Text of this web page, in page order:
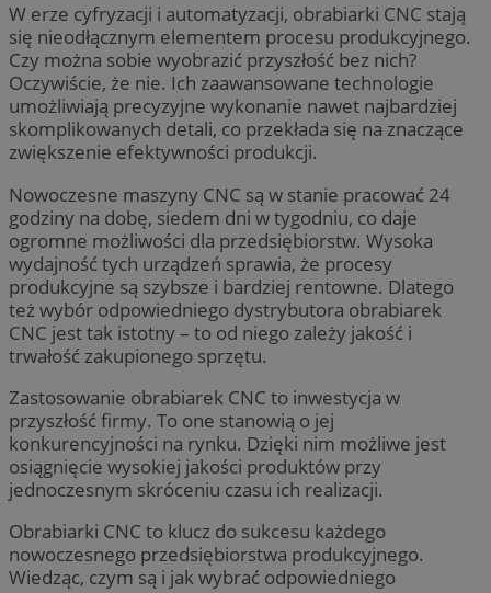
W erze cyfryzacji i automatyzacji, obrabiarki CNC stają
się nieodłącznym elementem procesu produkcyjnego.
Czy można sobie wyobrazić przyszłość bez nich?
Oczywiście, że nie. Ich zaawansowane technologie
umożliwiają precyzyjne wykonanie nawet najbardziej
skomplikowanych detali, co przekłada się na znaczące
zwiększenie efektywności produkcji.
Nowoczesne maszyny CNC są w stanie pracować 24
godziny na dobę, siedem dni w tygodniu, co daje
ogromne możliwości dla przedsiębiorstw. Wysoka
wydajność tych urządzeń sprawia, że procesy
produkcyjne są szybsze i bardziej rentowne. Dlatego
też wybór odpowiedniego dystrybutora obrabiarek
CNC jest tak istotny – to od niego zależy jakość i
trwałość zakupionego sprzętu.
Zastosowanie obrabiarek CNC to inwestycja w
przyszłość firmy. To one stanowią o jej
konkurencyjności na rynku. Dzięki nim możliwe jest
osiągnięcie wysokiej jakości produktów przy
jednoczesnym skróceniu czasu ich realizacji.
Obrabiarki CNC to klucz do sukcesu każdego
nowoczesnego przedsiębiorstwa produkcyjnego.
Wiedząc, czym są i jak wybrać odpowiedniego